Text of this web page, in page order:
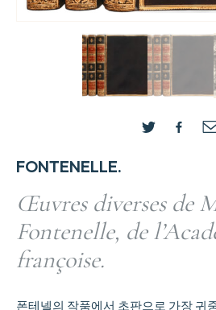
FONTENELLE.
Œuvres diverses de
Fontenelle, de
françoise.
폰테넬의 작품에서 초판으로 가장 귀